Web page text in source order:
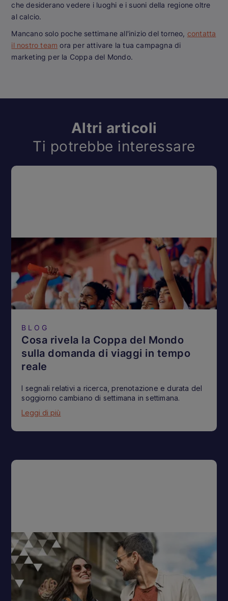
che desiderano vedere i luoghi e i suoni della regione oltre
al calcio.
Mancano solo poche settimane all'inizio del torneo, contatta
il nostro team ora per attivare la tua campagna di
marketing per la Coppa del Mondo.
Altri articoli
Ti potrebbe interessare
BLOG
Cosa rivela la Coppa del Mondo
sulla domanda di viaggi in tempo
reale
I segnali relativi a ricerca, prenotazione e durata del
soggiorno cambiano di settimana in settimana.
Leggi di più